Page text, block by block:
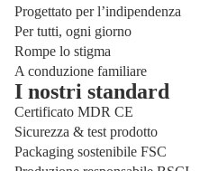
Progettato per l’indipendenza
Per tutti, ogni giorno
Rompe lo stigma
A conduzione familiare
I nostri standard
Certificato MDR CE
Sicurezza & test prodotto
Packaging sostenibile FSC